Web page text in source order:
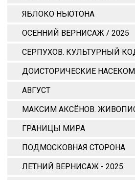
ЯБЛОКО НЬЮТОНА
ОСЕННИЙ ВЕРНИСАЖ / 2025
СЕРПУХОВ. КУЛЬТУРНЫЙ
ДОИСТОРИЧЕСКИЕ
АВГУСТ
МАКСИМ АКСЁНОВ.
ГРАНИЦЫ МИРА
ПОДМОСКОВНАЯ СТОРОНА
ЛЕТНИЙ ВЕРНИСАЖ - 2025